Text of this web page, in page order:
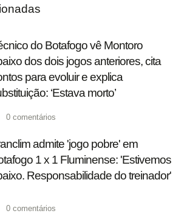
do Botafogo vê Montoro
dos dois jogos anteriores, cita
para evoluir e explica
‘Estava morto’
0 comentários
admite 'jogo pobre' em
1 x 1 Fluminense: 'Estivemos
Responsabilidade do treinador'
0 comentários